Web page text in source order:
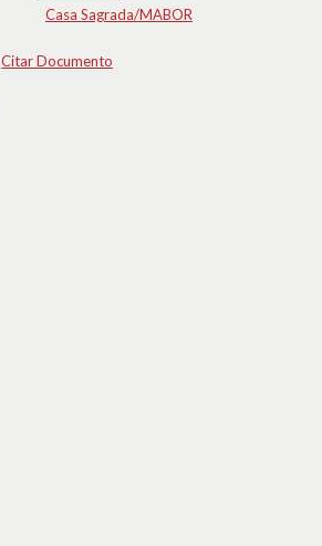
Casa Sagrada/MABOR
Citar Documento